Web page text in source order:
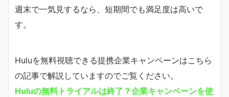
週末で一気見するなら、短期間でも満足度は高いで
す。
Huluを無料視聴できる提携企業キャンペーンはこちら
の記事で解説していますのでご覧ください。
Huluの無料トライアルは終了？企業キャンペーンを使